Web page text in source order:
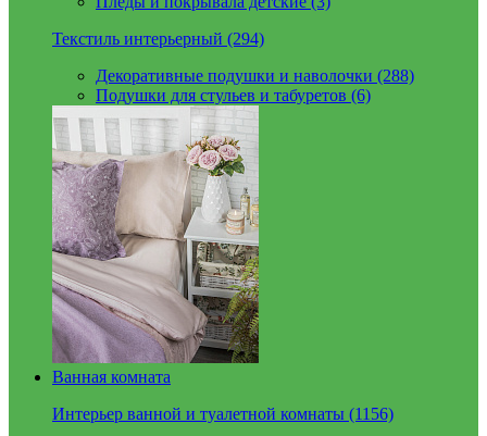
Текстиль интерьерный (294)
Декоративные подушки и наволочки (288)
Подушки для стульев и табуретов (6)
Ванная комната
Интерьер ванной и туалетной комнаты (1156)